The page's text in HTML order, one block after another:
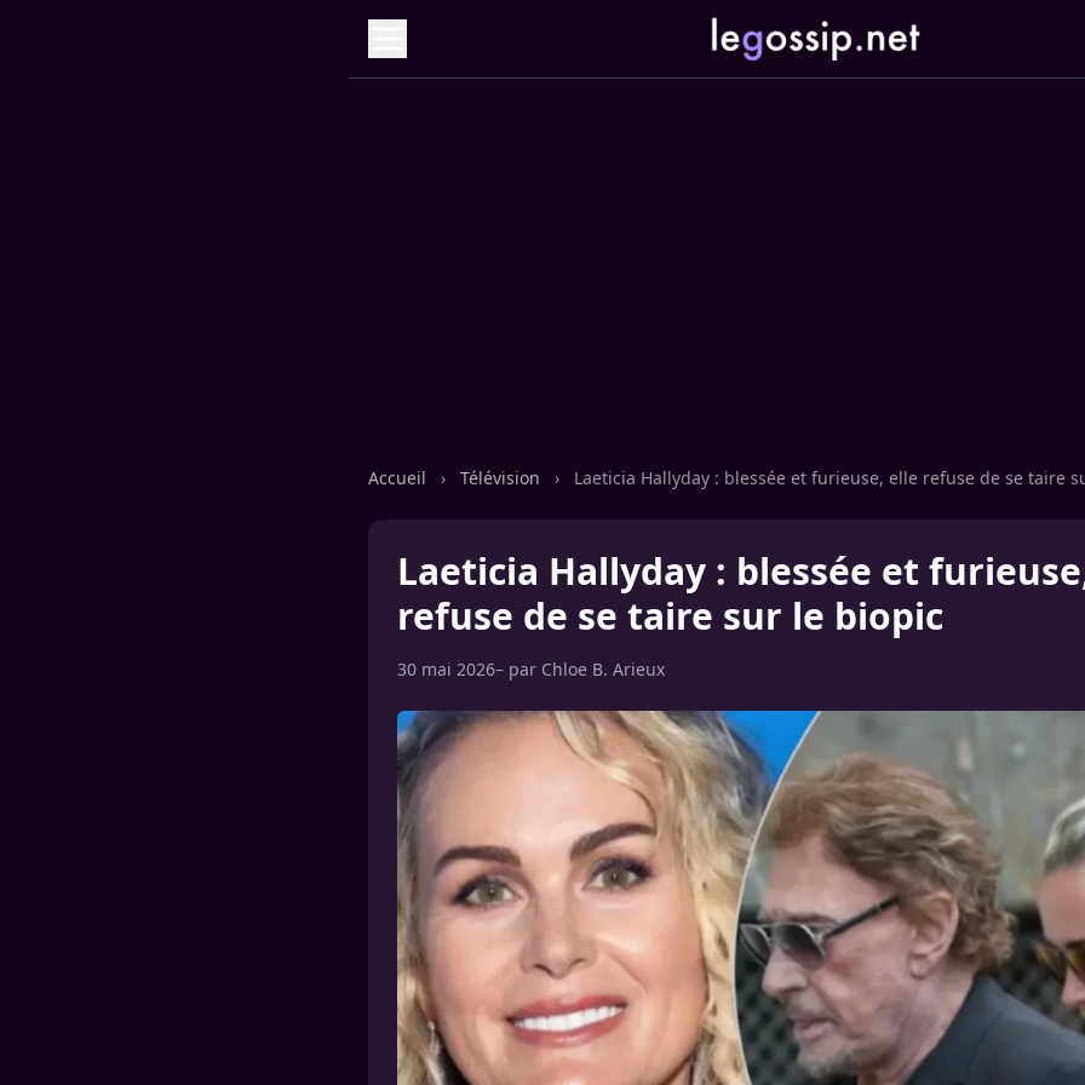
Accueil › Télévision › Laeticia Hallyday : blessée et furieuse, elle refuse de se taire
Laeticia Hallyday : blessée et
refuse de se taire sur le biopic
30 mai 2026– par Chloe B. Arieux